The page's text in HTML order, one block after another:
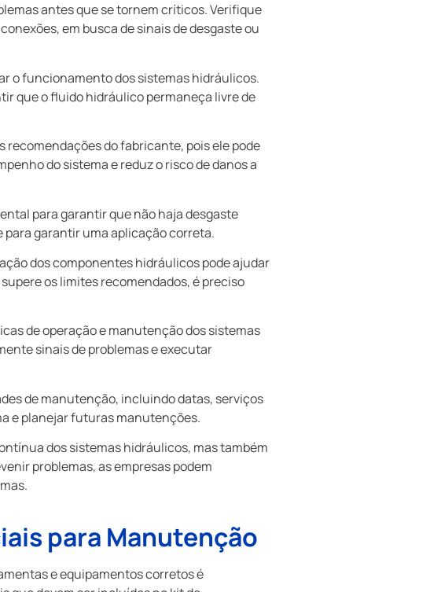
antes que se tornem críticos. Verifique
em busca de sinais de desgaste ou
o funcionamento dos sistemas hidráulicos.
que o fluido hidráulico permaneça livre de
do fabricante, pois ele pode
do sistema e reduz o risco de danos a
para garantir que não haja desgaste
garantir uma aplicação correta.
dos componentes hidráulicos pode ajudar
os limites recomendados, é preciso
de operação e manutenção dos sistemas
sinais de problemas e executar
de manutenção, incluindo datas, serviços
e planejar futuras manutenções.
dos sistemas hidráulicos, mas também
problemas, as empresas podem
para Manutenção
e equipamentos corretos é